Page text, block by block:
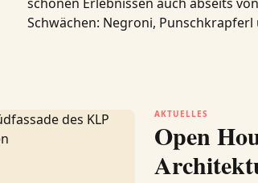
Schwächen: Negroni,
AKTUELLES
Open